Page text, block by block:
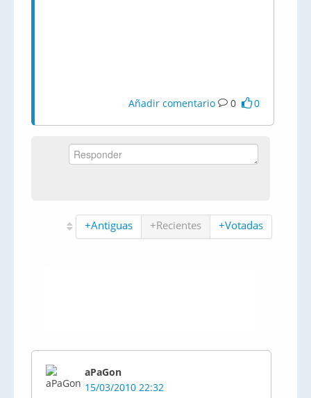
Añadir comentario 0 0
+Antiguas +Recientes +Votadas
aPaGon
15/03/2010 22:32